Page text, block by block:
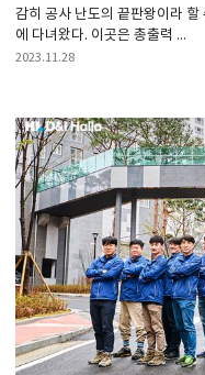
감히 공사 난도의 끝판왕이라 할
에 다녀왔다. 이곳은 총출력 ...
2023.11.28